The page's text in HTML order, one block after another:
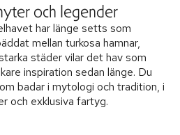
och legender
har länge setts som
mellan turkosa hamnar,
städer vilar det hav som
inspiration sedan länge. Du
badar i mytologi och tradition, i
och exklusiva fartyg.